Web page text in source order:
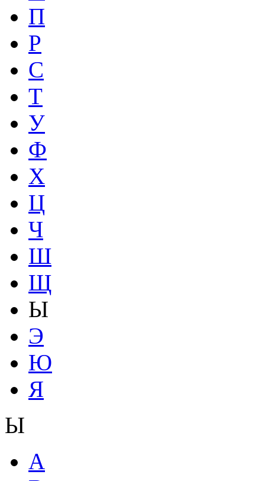
П
Р
С
Т
У
Ф
Х
Ц
Ч
Ш
Щ
Ы
Э
Ю
Я
Ы
A